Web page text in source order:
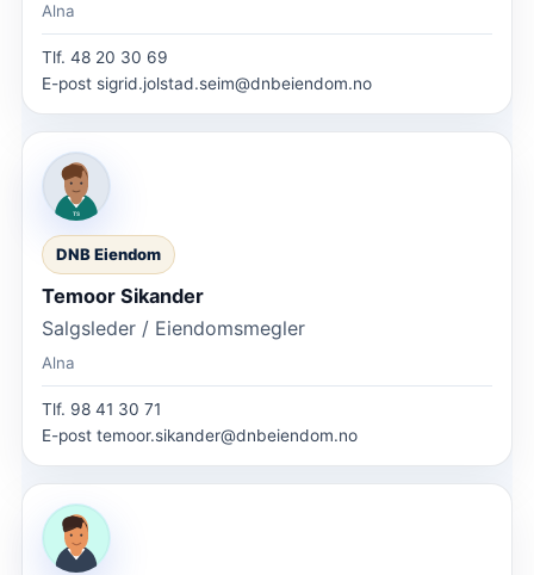
Alna
Tlf. 48 20 30 69
E-post sigrid.jolstad.seim@dnbeiendom.no
DNB Eiendom
Temoor Sikander
Salgsleder / Eiendomsmegler
Alna
Tlf. 98 41 30 71
E-post temoor.sikander@dnbeiendom.no